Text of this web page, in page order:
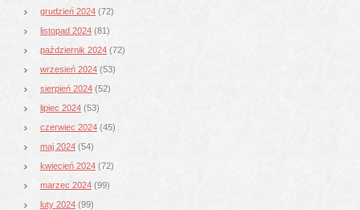
grudzień 2024 (72)
listopad 2024 (81)
październik 2024 (72)
wrzesień 2024 (53)
sierpień 2024 (52)
lipiec 2024 (53)
czerwiec 2024 (45)
maj 2024 (54)
kwiecień 2024 (72)
marzec 2024 (99)
luty 2024 (99)